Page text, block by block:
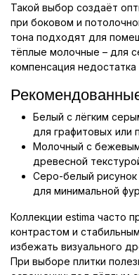
Такой выбор создаёт
при боковом и
тона подходят для
тёплые молочные – для
компенсация
Белый с лёгким
для графитовых или
Молочный с
древесной
Серо-белый рисунок
для минимальной
Коллекции estima часто
контрастом и
избежать визуального
При выборе плитки